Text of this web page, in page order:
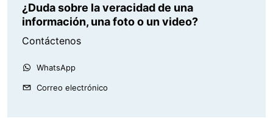
¿Duda sobre la veracidad de una
información, una foto o un video?
Contáctenos
WhatsApp
Correo electrónico